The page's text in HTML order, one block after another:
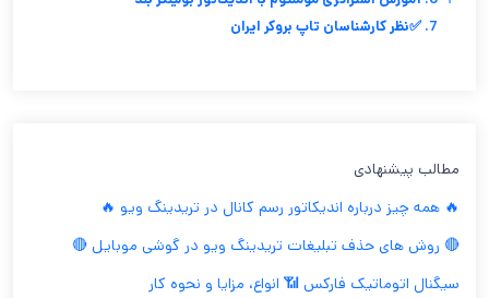
7. ✅نظر کارشناسان تاپ بروکر ایران
مطالب پیشنهادی
🔥 همه چیز درباره اندیکاتور رسم کانال در تریدینگ ویو 🔥
🔴 روش های حذف تبلیغات تریدینگ ویو در گوشی موبایل 🔴
سیگنال اتوماتیک فارکس 📶 انواع، مزایا و نحوه کار